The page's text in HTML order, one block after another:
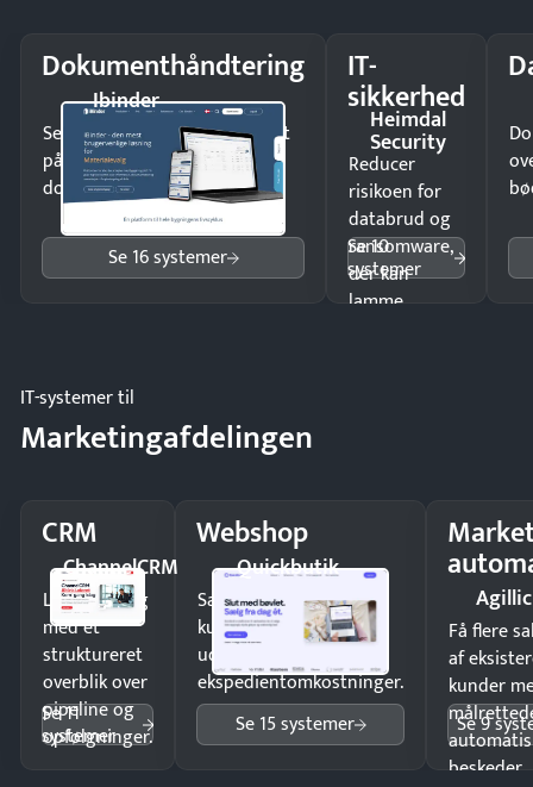
Dokumenthåndtering
Ibinder
Send kontrakter til underskrift
på minutter og mist ingen
dokumenter.
Se 16 systemer
IT-
sikkerhed
Heimdal
Security
Reducer
risikoen for
databrud og
ransomware,
der kan
lamme
Se 10
systemer
IT-systemer til
Marketingafdelingen
CRM
ChannelCRM
Luk flere salg
med et
struktureret
overblik over
pipeline og
opfølgninger.
Se 11
systemer
Webshop
Quickbutik
Sælg produkter 24/7 til
kunder i hele landet
uden
ekspedientomkostninger.
Se 15 systemer
Agillic
Få flere
af
kunder
beskeder.
Se 9